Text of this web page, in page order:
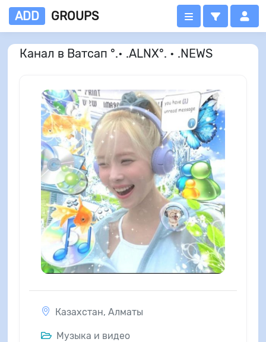
ADD GROUPS
Канал в Ватсап °.• .ALNX°. • .NEWS
Казахстан, Алматы
Музыка и видео